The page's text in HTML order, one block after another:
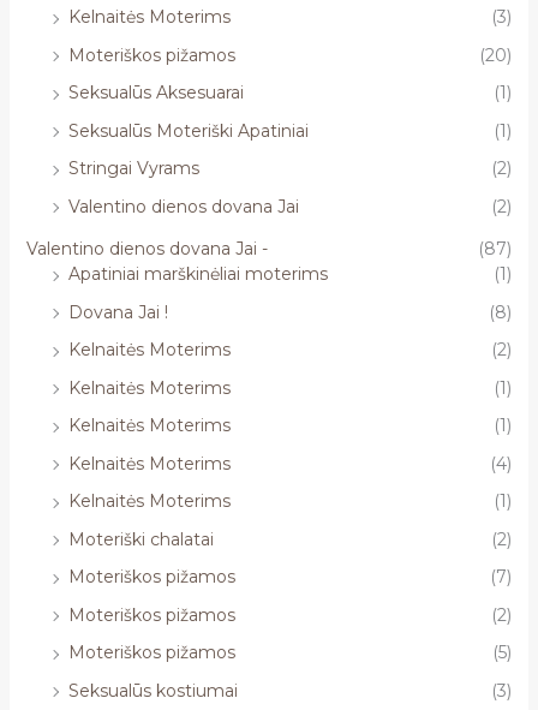
Kelnaitės Moterims
(3)
Moteriškos pižamos
(20)
Seksualūs Aksesuarai
(1)
Seksualūs Moteriški Apatiniai
(1)
Stringai Vyrams
(2)
Valentino dienos dovana Jai
(2)
Valentino dienos dovana Jai -
(87)
Apatiniai marškinėliai moterims
(1)
Dovana Jai !
(8)
Kelnaitės Moterims
(2)
Kelnaitės Moterims
(1)
Kelnaitės Moterims
(1)
Kelnaitės Moterims
(4)
Kelnaitės Moterims
(1)
Moteriški chalatai
(2)
Moteriškos pižamos
(7)
Moteriškos pižamos
(2)
Moteriškos pižamos
(5)
Seksualūs kostiumai
(3)